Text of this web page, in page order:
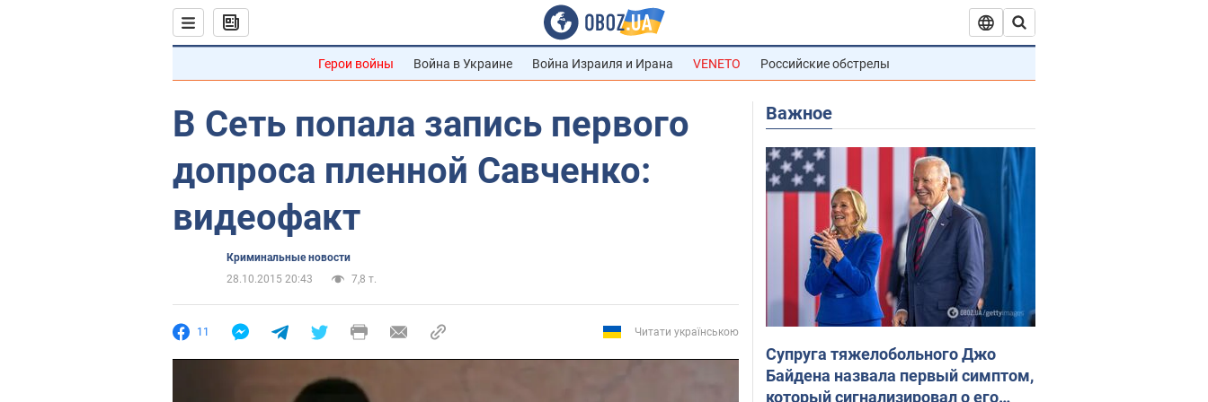
Герои войны Война в Украине Война Израиля и Ирана VENETO Российские обстрелы
В Сеть попала запись первого
допроса пленной Савченко:
видеофакт
Криминальные новости
28.10.2015 20:43
7,8 т.
11 Читати українською
Важное
Супруга тяжелобольного Джо
Байдена назвала первый симптом,
который сигнализировал о его